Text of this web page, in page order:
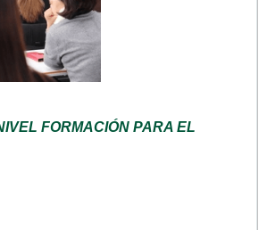
FORMACIÓN PARA EL